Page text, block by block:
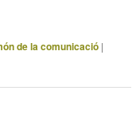
de la comunicació |